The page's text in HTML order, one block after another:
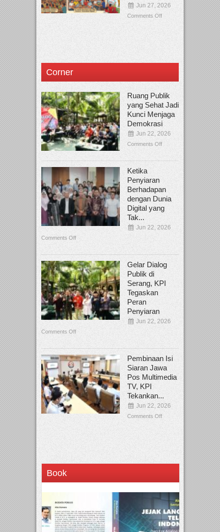
Jun 27, 2026
Comments Off
Corner
Ruang Publik
yang Sehat Jadi
Kunci Menjaga
Demokrasi
Jun 22, 2026
Comments Off
Ketika
Penyiaran
Berhadapan
dengan Dunia
Digital yang
Tak...
Jun 22, 2026
Comments Off
Gelar Dialog
Publik di
Serang, KPI
Tegaskan
Peran
Penyiaran
Jun 22, 2026
Comments Off
Pembinaan Isi
Siaran Jawa
Pos Multimedia
TV, KPI
Tekankan...
Jun 22, 2026
Comments Off
Book